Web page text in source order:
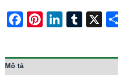
Facebook
Pinterest
LinkedIn
X
Mô tả